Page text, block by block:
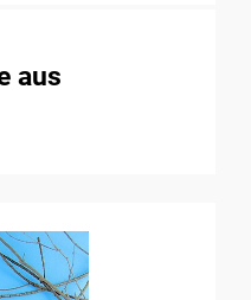
aus